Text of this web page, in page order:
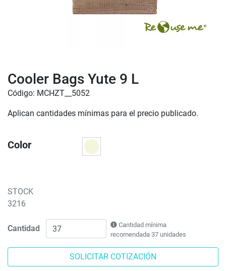
Cooler Bags Yute 9 L
Código: MCHZT__5052
Aplican cantidades mínimas para el precio publicado.
Color
STOCK
3216
Cantidad
Cantidad mínima
recomendada 37 unidades
SOLICITAR COTIZACIÓN